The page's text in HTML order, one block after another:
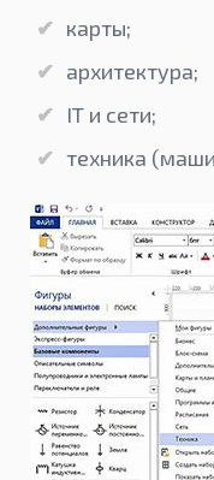
карты;
архитектура;
IT и сети;
техника